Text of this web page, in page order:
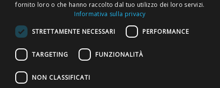
Privacy Policy Privacy download Cookies Policy
fornito loro o che hanno raccolto dal tuo utilizzo dei loro servizi.
Informativa sulla privacy
STRETTAMENTE NECESSARI PERFORMANCE
TARGETING FUNZIONALITÀ
NON CLASSIFICATI